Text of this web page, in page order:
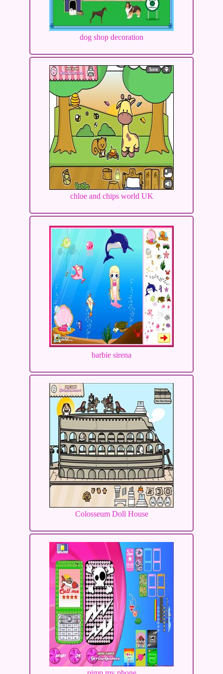
dog shop decoration
chloe and chips world UK
barbie sirena
Colosseum Doll House